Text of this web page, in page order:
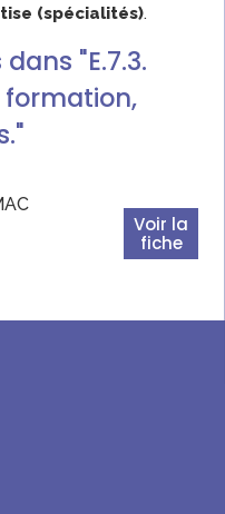
(spécialités).
"E.7.3.
formation,
Voir la
fiche